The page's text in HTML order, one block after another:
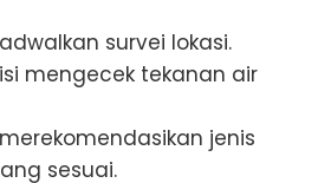
survei lokasi.
mengecek tekanan air
jenis
sesuai.